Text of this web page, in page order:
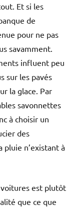
Et si les
de
pour ne pas
savamment.
influent peu
sur les pavés
la glace. Par
savonnettes
à choisir un
des
pluie n’existant à
est plutôt
que ce que